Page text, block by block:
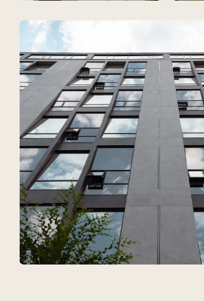
ТОО Техновид
Плюс
БСН 050440001556
Мәзір
Технологиялар және материалдар
Қызметтер
Жобалар
Шешімдер
Біз туралы
Вакансиялар
Байланыс деректері
Байланыс